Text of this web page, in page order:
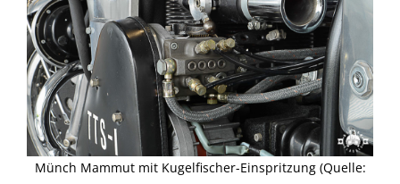
Münch Mammut mit Kugelfischer-Einspritzung (Quelle: